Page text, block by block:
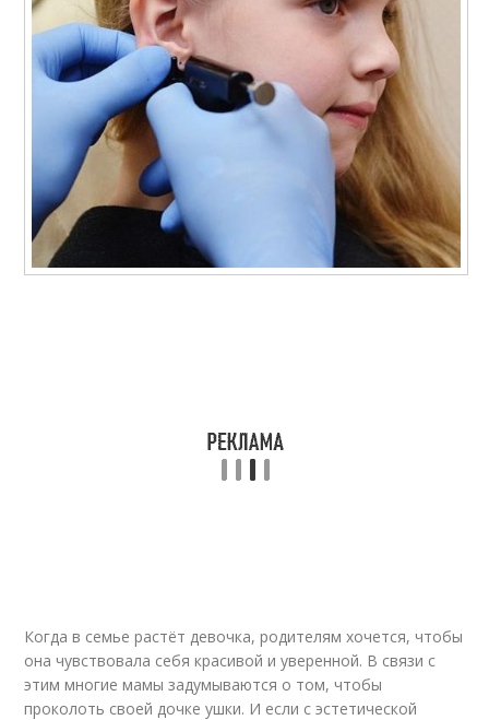
Когда в семье растёт девочка, родителям хочется, чтобы
она чувствовала себя красивой и уверенной. В связи с
этим многие мамы задумываются о том, чтобы
проколоть своей дочке ушки. И если с эстетической